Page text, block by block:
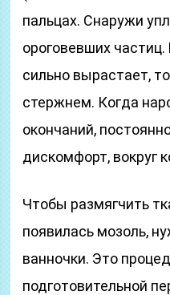
пальцах. Снаружи
ороговевших
сильно вырастает,
стержнем. Когда
окончаний,
дискомфорт, вокруг
Чтобы размягчить
появилась мозоль,
ванночки. Это
подготовительной